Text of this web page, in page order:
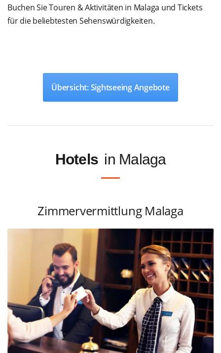
Buchen Sie Touren & Aktivitäten in Malaga und Tickets
für die beliebtesten Sehenswürdigkeiten.
Übersicht: Sightseeing Angebote
Hotels in Malaga
Zimmervermittlung Malaga